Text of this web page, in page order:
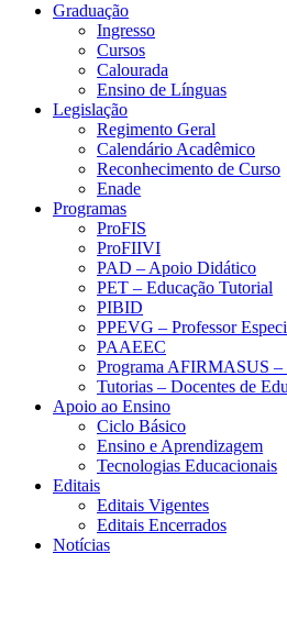
Graduação
Ingresso
Cursos
Calourada
Ensino de Línguas
Legislação
Regimento Geral
Calendário Acadêmico
Reconhecimento de Curso
Enade
Programas
ProFIS
ProFIIVI
PAD – Apoio Didático
PET – Educação Tutorial
PIBID
PPEVG – Professor
PAAEEC
Programa AFIRMASUS –
Tutorias – Docentes de
Apoio ao Ensino
Ciclo Básico
Ensino e Aprendizagem
Tecnologias Educacionais
Editais
Editais Vigentes
Editais Encerrados
Notícias